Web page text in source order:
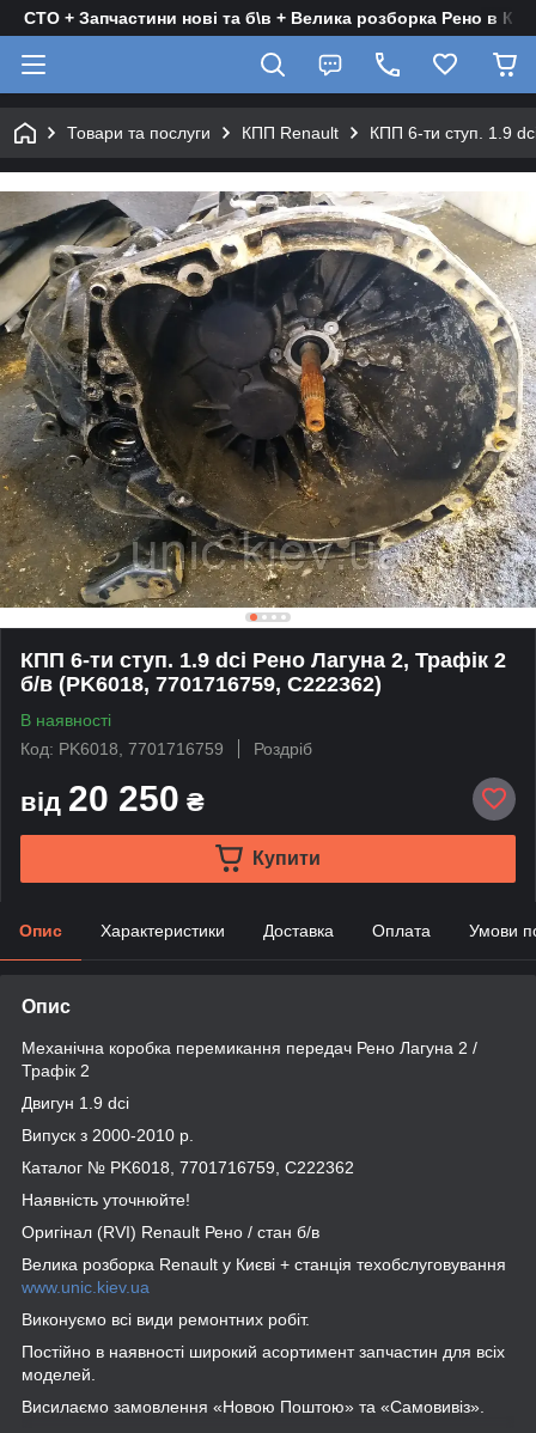
СТО + Запчастини нові та б\в + Велика розборка Рено в
Товари та послуги КПП Renault КПП 6-ти ступ. 1.9
КПП 6-ти ступ. 1.9 dсi Рено Лагуна 2, Трафік 2
б/в (PK6018, 7701716759, C222362)
В наявності
Код: PK6018, 7701716759
Роздріб
від 20 250 ₴
Купити
Опис Характеристики Доставка Оплата Умови
Опис
Механічна коробка перемикання передач Рено Лагуна 2 /
Трафік 2
Двигун 1.9 dсi
Випуск з 2000-2010 р.
Каталог № PK6018, 7701716759, C222362
Наявність уточнюйте!
Оригінал (RVI) Renault Рено / стан б/в
Велика розборка Renault у Києві + станція техобслуговування
www.unic.kiev.ua
Виконуємо всі види ремонтних робіт.
Постійно в наявності широкий асортимент запчастин для всіх
моделей.
Висилаємо замовлення «Новою Поштою» та «Самовивіз».